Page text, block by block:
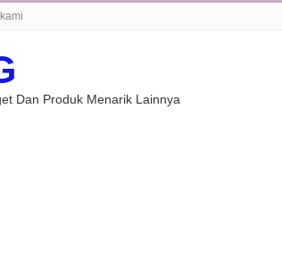
Dan Produk Menarik Lainnya